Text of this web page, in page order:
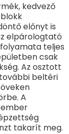
kedvező
előnyt is
elpárologtató
teljes
csak
Az osztott
beltéri
A
takarít meg.